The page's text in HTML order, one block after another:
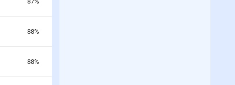
88%
88%